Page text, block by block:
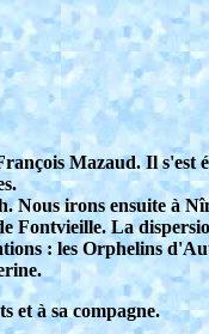
Mazaud. Il
Nous irons ensuite
La
: les Orphelins
et à sa compagne.